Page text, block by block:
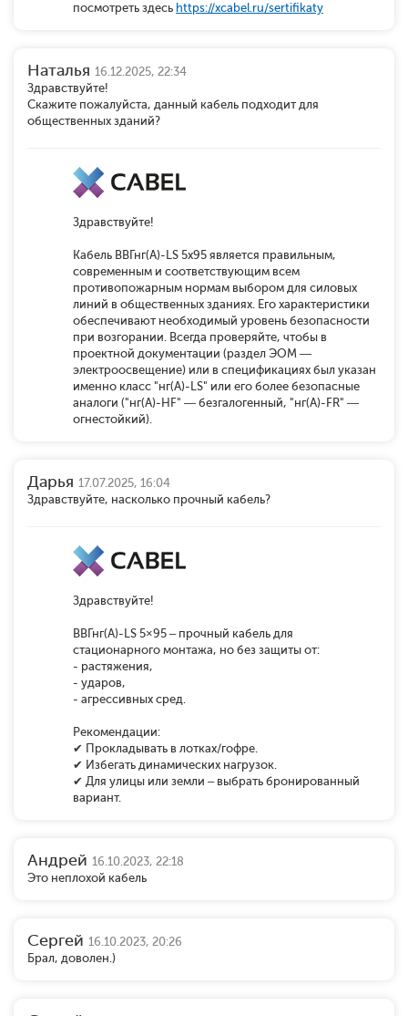
посмотреть здесь https://xcabel.ru/sertifikaty
Наталья 16.12.2025, 22:34
Здравствуйте!
Скажите пожалуйста, данный кабель подходит для
общественных зданий?
Здравствуйте!
Кабель ВВГнг(А)-LS 5x95 является правильным,
современным и соответствующим всем
противопожарным нормам выбором для силовых
линий в общественных зданиях. Его характеристики
обеспечивают необходимый уровень безопасности
при возгорании. Всегда проверяйте, чтобы в
проектной документации (раздел ЭОМ —
электроосвещение) или в спецификациях был указан
именно класс "нг(А)-LS" или его более безопасные
аналоги ("нг(А)-HF" — безгалогенный, "нг(А)-FR" —
огнестойкий).
Дарья 17.07.2025, 16:04
Здравствуйте, насколько прочный кабель?
Здравствуйте!
ВВГнг(А)-LS 5×95 – прочный кабель для
стационарного монтажа, но без защиты от:
- растяжения,
- ударов,
- агрессивных сред.
Рекомендации:
✔ Прокладывать в лотках/гофре.
✔ Избегать динамических нагрузок.
✔ Для улицы или земли – выбрать бронированный
вариант.
Андрей 16.10.2023, 22:18
Это неплохой кабель
Сергей 16.10.2023, 20:26
Брал, доволен.)